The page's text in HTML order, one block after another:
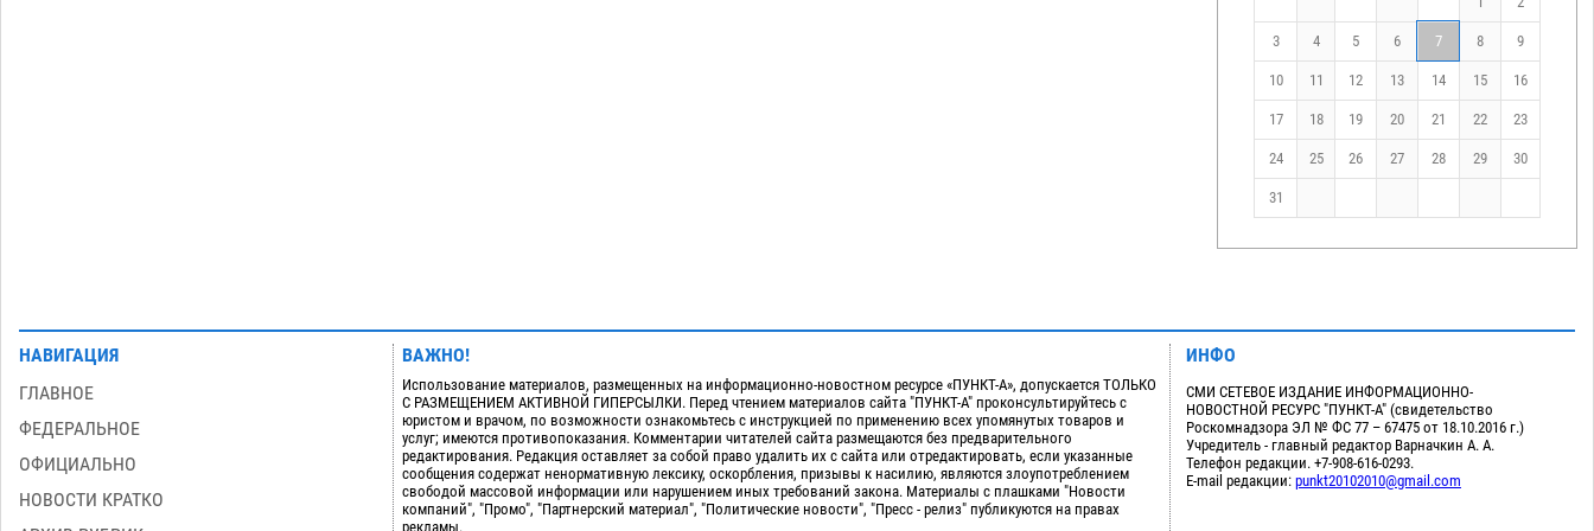
3 4 5 6 7 8 9
10 11 12 13 14 15 16
17 18 19 20 21 22 23
24 25 26 27 28 29 30
31
НАВИГАЦИЯ
ГЛАВНОЕ
ФЕДЕРАЛЬНОЕ
ОФИЦИАЛЬНО
НОВОСТИ КРАТКО
ВАЖНО!
Использование материалов, размещенных на информационно-новостном ресурсе «ПУНКТ-А», допускается ТОЛЬКО
С РАЗМЕЩЕНИЕМ АКТИВНОЙ ГИПЕРСЫЛКИ. Перед чтением материалов сайта "ПУНКТ-А" проконсультируйтесь с
юристом и врачом, по возможности ознакомьтесь с инструкцией по применению всех упомянутых товаров и
услуг; имеются противопоказания. Комментарии читателей сайта размещаются без предварительного
редактирования. Редакция оставляет за собой право удалить их с сайта или отредактировать, если указанные
сообщения содержат ненормативную лексику, оскорбления, призывы к насилию, являются злоупотреблением
свободой массовой информации или нарушением иных требований закона. Материалы с плашками "Новости
компаний", "Промо", "Партнерский материал", "Политические новости", "Пресс - релиз" публикуются на правах
рекламы.
ИНФО
СМИ СЕТЕВОЕ ИЗДАНИЕ ИНФОРМАЦИОННО-
НОВОСТНОЙ РЕСУРС "ПУНКТ-А" (свидетельство
Роскомнадзора ЭЛ № ФС 77 – 67475 от 18.10.2016 г.)
Учредитель - главный редактор Варначкин А. А.
Телефон редакции. +7-908-616-0293.
E-mail редакции: punkt20102010@gmail.com